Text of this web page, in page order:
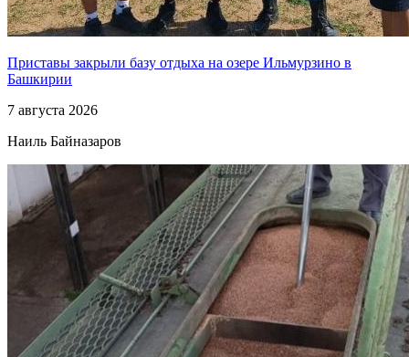
Приставы закрыли базу отдыха на озере Ильмурзино в
Башкирии
7 августа 2026
Наиль Байназаров